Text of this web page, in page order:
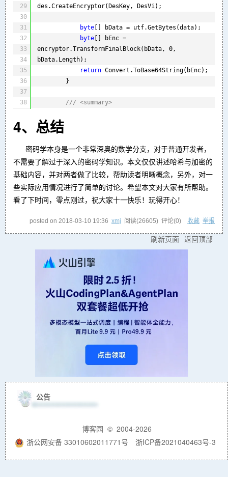
29
30
31
32
33
34
35
36
37
38
41
42
44
45
46
47
des.CreateEncryptor(DesKey, DesVi);
byte [] bData = utf.GetBytes(data);
byte [] bEnc =
encryptor.TransformFinalBlock(bData, 0,
bData.Length);
return Convert.ToBase64String(bEnc);
}
/// <summary>
/// <returns>明文</returns>
data)
{
DESCryptoServiceProvider des =
new
DESCryptoServiceProvider();
ICryptoTransform decryptor =
Convert.FromBase64String(data);
[] bDec =
decryptor.TransformFinalBlock(bEnc, 0,
bEnc.Length);
return utf.GetString(bDec);
}
4、总结
密码学本身是一个非常深奥的数学分支，对于普通开发者，
不需要了解过于深入的密码学知识。本文仅仅讲述哈希与加密的
基础内容，并对两者做了比较，帮助读者明晰概念，另外，对一
些实际应用情况进行了简单的讨论。希望本文对大家有所帮助。
看了下时间，零点刚过，祝大家十一快乐！玩得开心！
posted on 2018-03-10 19:36 xmj 阅读(26605) 评论(0) 收藏 举报
刷新页面 返回顶部
公告
博客园 © 2004-2026
浙公网安备 33010602011771号
浙ICP备2021040463号-3